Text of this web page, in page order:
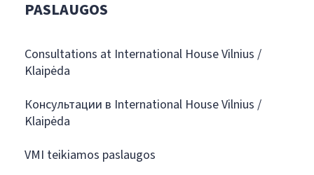
PASLAUGOS
Consultations at International House Vilnius /
Klaipėda
Консультации в International House Vilnius /
Klaipėda
VMI teikiamos paslaugos